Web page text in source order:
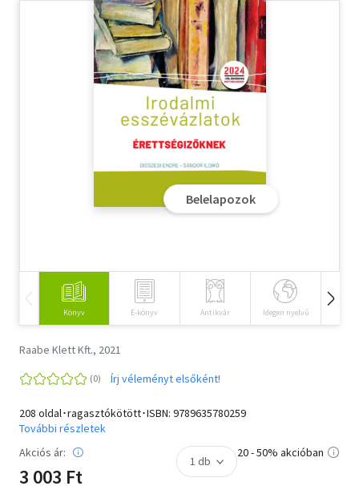
Szótár, nyelvkönyv
Tankönyv, segédkönyv
Belelapozok
Könyv E-könyv Antikvár Idegen nyelvű
Raabe Klett Kft., 2021
Írj véleményt elsőként!
208 oldal･ragasztókötött･ISBN: 9789635780259
További részletek
Akciós ár:
3 003 Ft
20 - 50% akcióban